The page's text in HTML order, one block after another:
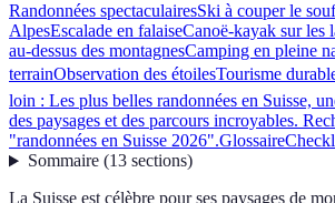
Randonnées spectaculairesSki à couper le
AlpesEscalade en falaiseCanoë-kayak sur les
au-dessus des montagnesCamping en pleine
terrainObservation des étoilesTourisme
loin : Les plus belles randonnées en Suisse,
des paysages et des parcours incroyables.
"randonnées en Suisse 2026".Glossaire
Sommaire(13 sections)
La Suisse est célèbre pour ses paysages de